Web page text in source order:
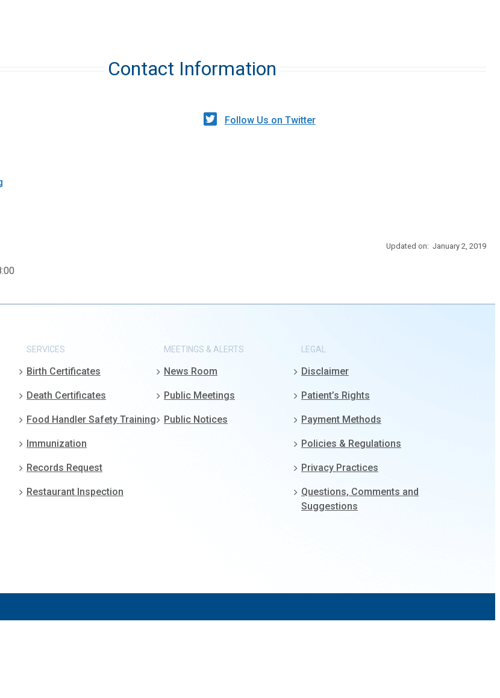
Contact Information
Follow Us on Twitter
Updated on: January 2, 2019
SERVICES
Birth Certificates
Death Certificates
Food Handler Safety Training
Immunization
Records Request
Restaurant Inspection
MEETINGS & ALERTS
News Room
Public Meetings
Public Notices
LEGAL
Disclaimer
Patient’s Rights
Payment Methods
Policies & Regulations
Privacy Practices
Questions, Comments and
Suggestions